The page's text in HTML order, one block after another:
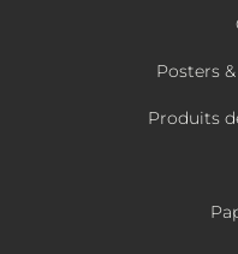
Posters
Produits